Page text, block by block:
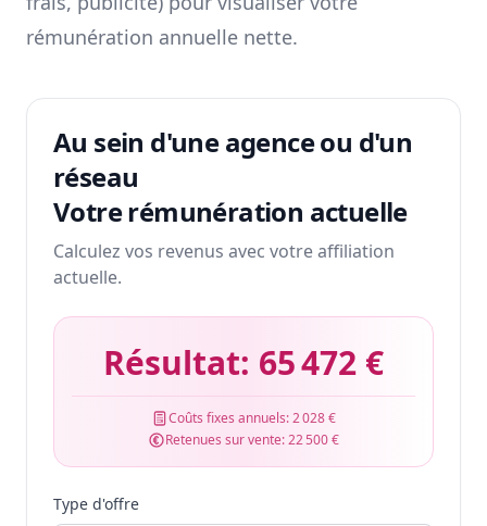
rémunération annuelle nette.
Au sein d'une agence ou d'un
réseau
Votre rémunération actuelle
Calculez vos revenus avec votre affiliation
actuelle.
Résultat: 65 472 €
Coûts fixes annuels:2 028 €
Retenues sur vente:22 500 €
Type d'offre